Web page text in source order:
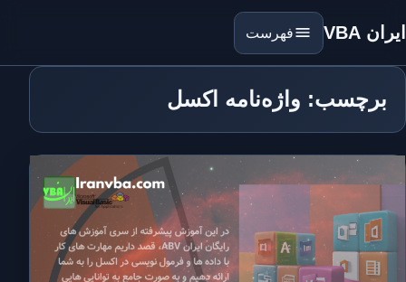
ایران VBA فهرست
برچسب: واژه‌نامه اکسل